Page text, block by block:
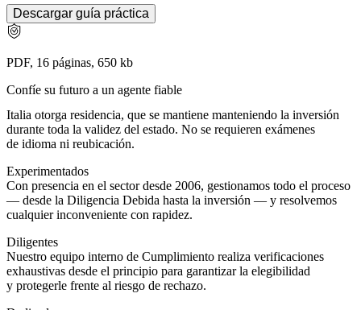
Descargar guía práctica
PDF, 16 páginas, 650 kb
Confíe su futuro a un agente fiable
Italia otorga residencia, que se mantiene manteniendo la inversión
durante toda la validez del estado. No se requieren exámenes
de idioma ni reubicación.
Experimentados
Con presencia en el sector desde 2006, gestionamos todo el proceso
— desde la Diligencia Debida hasta la inversión — y resolvemos
cualquier inconveniente con rapidez.
Diligentes
Nuestro equipo interno de Cumplimiento realiza verificaciones
exhaustivas desde el principio para garantizar la elegibilidad
y protegerle frente al riesgo de rechazo.